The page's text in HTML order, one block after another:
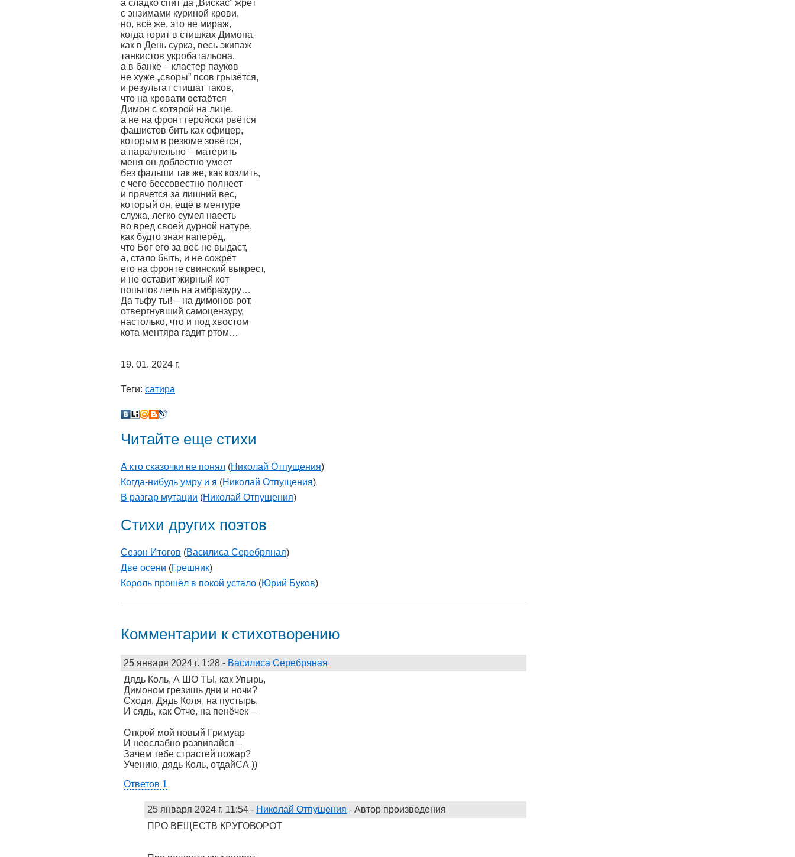
а сладко спит да „Вискас” жрёт
с энзимами куриной крови,
но, всё же, это не мираж,
когда горит в стишках Димона,
как в День сурка, весь экипаж
танкистов укробатальона,
а в банке – кластер пауков
не хуже „своры” псов грызётся,
и результат стишат таков,
что на кровати остаётся
Димон с котярой на лице,
а не на фронт геройски рвётся
фашистов бить как офицер,
которым в резюме зовётся,
а параллельно – материть
меня он доблестно умеет
без фальши так же, как козлить,
с чего бессовестно полнеет
и прячется за лишний вес,
который он, ещё в ментуре
служа, легко сумел наесть
во вред своей дурной натуре,
как будто зная наперёд,
что Бог его за вес не выдаст,
а, стало быть, и не сожрёт
его на фронте свинский выкрест,
и не оставит жирный кот
попыток лечь на амбразуру…
Да тьфу ты! – на димонов рот,
отвергнувший самоцензуру,
настолько, что и под хвостом
кота ментяра гадит ртом…
19. 01. 2024 г.
Теги: сатира
Читайте еще стихи
А кто сказочки не понял (Николай Отпущения)
Когда-нибудь умру и я (Николай Отпущения)
В разгар мутации (Николай Отпущения)
Стихи других поэтов
Сезон Итогов (Василиса Серебряная)
Две осени (Грешник)
Король прошёл в покой устало (Юрий Буков)
Комментарии к стихотворению
25 января 2024 г. 1:28 - Василиса Серебряная
Дядь Коль, А ШО ТЫ, как Упырь,
Димоном грезишь дни и ночи?
Сходи, Дядь Коля, на пустырь,
И сядь, как Отче, на пенёчек –
Открой мой новый Гримуар
И неослабно развивайся –
Зачем тебе страстей пожар?
Учению, дядь Коль, отдайСА ))
Ответов 1
25 января 2024 г. 11:54 - Николай Отпущения - Автор произведения
ПРО ВЕЩЕСТВ КРУГОВОРОТ